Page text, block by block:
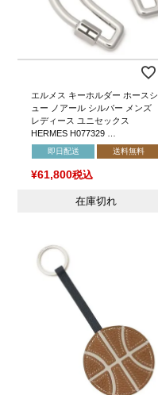
エルメス キーホルダー ホースシ
ュー ノアール シルバー メンズ
レディース ユニセックス
HERMES H077329 …
即日配送 送料無料
¥61,800税込
在庫切れ